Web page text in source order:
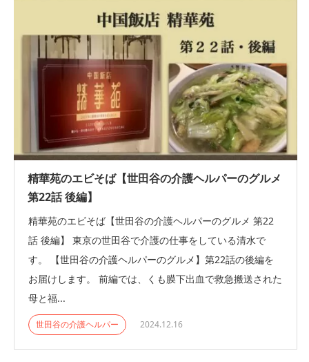
精華苑のエビそば【世田谷の介護ヘルパーのグルメ
第22話 後編】
精華苑のエビそば【世田谷の介護ヘルパーのグルメ 第22
話 後編】 東京の世田谷で介護の仕事をしている清水で
す。 【世田谷の介護ヘルパーのグルメ】第22話の後編を
お届けします。 前編では、くも膜下出血で救急搬送された
母と福...
世田谷の介護ヘルパー 2024.12.16